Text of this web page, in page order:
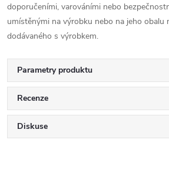
doporučeními, varováními nebo
umístěnými na výrobku nebo na jeho obalu
dodávaného s výrobkem.
Parametry produktu
Recenze
Diskuse